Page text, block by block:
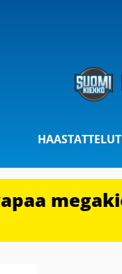
HAASTATTELUT